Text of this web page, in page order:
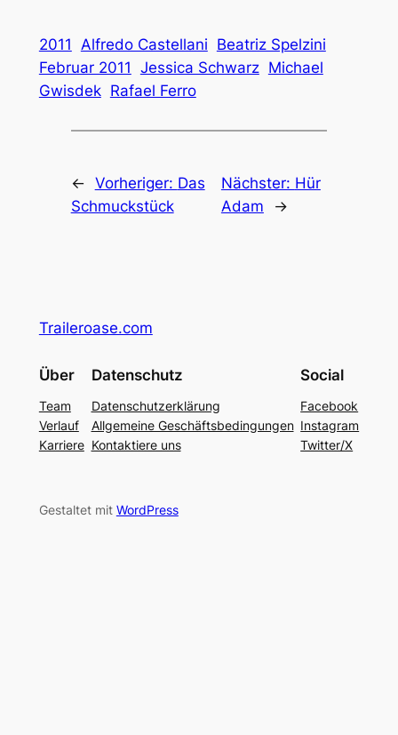
2011 Alfredo Castellani Beatriz Spelzini
Februar 2011 Jessica Schwarz Michael
Gwisdek Rafael Ferro
← Vorheriger: Das
Schmuckstück
Nächster: Hür
Adam
→
Traileroase.com
Über
Team
Verlauf
Karriere
Datenschutz
Datenschutzerklärung
Allgemeine Geschäftsbedingungen
Kontaktiere uns
Social
Facebook
Instagram
Twitter/X
Gestaltet mit WordPress